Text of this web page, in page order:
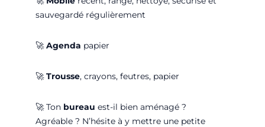
sauvegardé régulièrement
🚀Agenda papier
🚀Trousse, crayons, feutres, papier
🚀Ton bureau est-il bien aménagé ?
Agréable ? N’hésite à y mettre une petite